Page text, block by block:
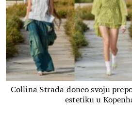
Collina Strada doneo svoju
estetiku u